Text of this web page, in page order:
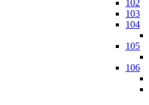
102
103
104
105
106